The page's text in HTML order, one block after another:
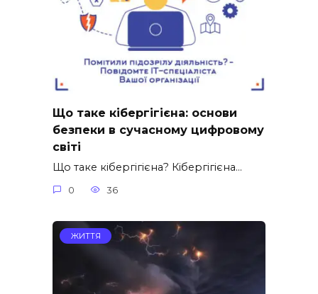
Що таке кібергігієна: основи
безпеки в сучасному цифровому
світі
Що таке кібергігієна? Кібергігієна…
0 36
ЖИТТЯ